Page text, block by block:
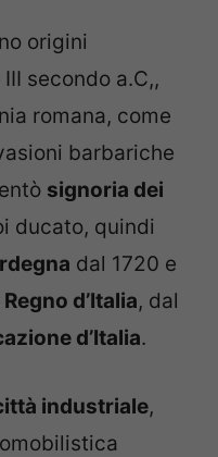
origini
secondo a.C,,
romana, come
barbariche
signoria dei
ducato, quindi
dal 1720 e
d’Italia, dal
d’Italia.
industriale,